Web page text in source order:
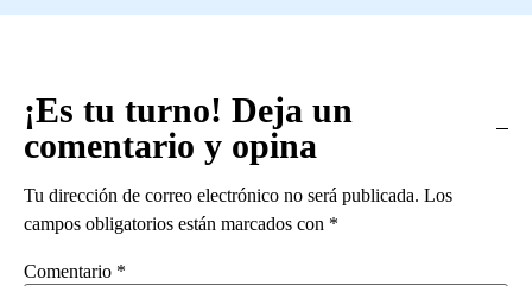
¡Es tu turno! Deja un
comentario y opina
Tu dirección de correo electrónico no será publicada. Los
campos obligatorios están marcados con *
Comentario *